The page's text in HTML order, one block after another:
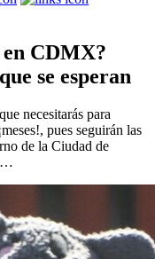
CDMX?
se esperan
necesitarás para
pues seguirán las
de la Ciudad de